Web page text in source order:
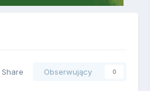
Share Obserwujący 0